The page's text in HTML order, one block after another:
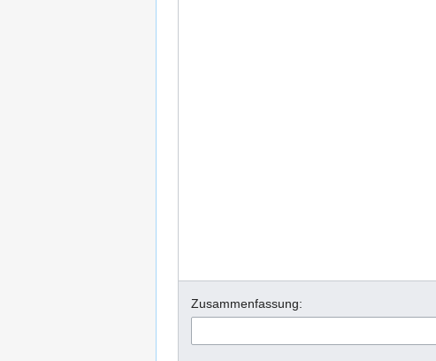
Zusammenfassung: